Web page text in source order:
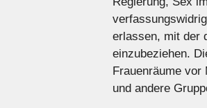
erlassen, mit der
einzubeziehen.
Frauenräume vor
und andere